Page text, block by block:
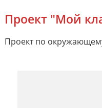
Проект "Мой
Проект по